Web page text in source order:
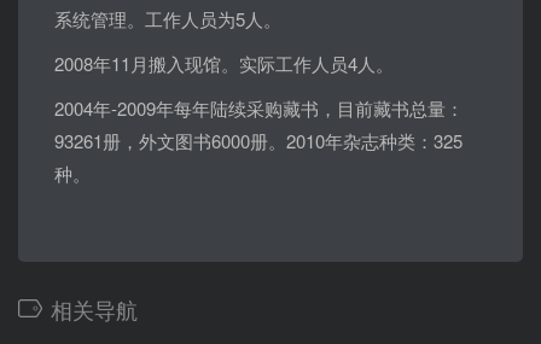
系统管理。工作人员为5人。
2008年11月搬入现馆。实际工作人员4人。
2004年-2009年每年陆续采购藏书，目前藏书总量：
93261册，外文图书6000册。2010年杂志种类：325
种。
相关导航